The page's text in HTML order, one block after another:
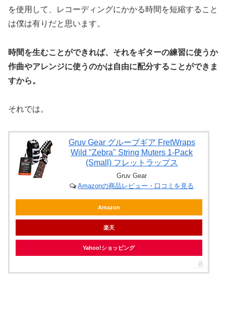
を使用して、レコーディングにかかる時間を短縮すること
は僕は有りだと思います。
時間を生むことができれば、それをギターの練習に使うか
作曲やアレンジに使うのかは自由に配分することができま
すから。
それでは。
Gruv Gear グルーブギア FretWraps
Wild "Zebra" String Muters 1-Pack
(Small) フレットラップス
Gruv Gear
Amazonの商品レビュー・口コミを見る
Amazon
楽天
Yahoo!ショッピング